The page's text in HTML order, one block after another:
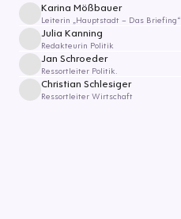
Karina Mößbauer
Leiterin „Hauptstadt – Das Briefing“
Julia Kanning
Redakteurin Politik
Jan Schroeder
Ressortleiter Politik.
Christian Schlesiger
Ressortleiter Wirtschaft